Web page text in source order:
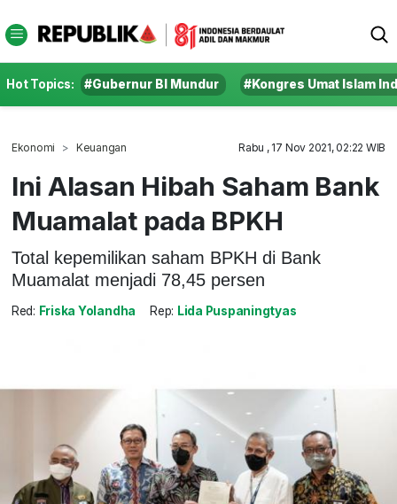
Hot Topics: #Gubernur BI Mundur #Kongres Umat Islam
Ekonomi Keuangan Rabu , 17 Nov 2021, 02:22 WIB
Ini Alasan Hibah Saham Bank
Muamalat pada BPKH
Total kepemilikan saham BPKH di Bank
Muamalat menjadi 78,45 persen
Red: Friska Yolandha Rep: Lida Puspaningtyas